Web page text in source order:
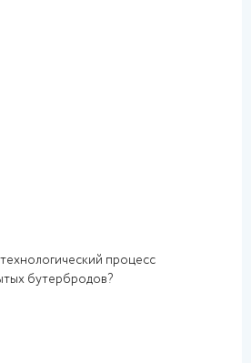
процесс
бутербродов?